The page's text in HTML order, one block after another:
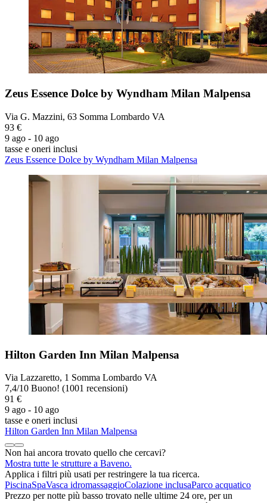
Zeus Essence Dolce by Wyndham Milan Malpensa
Via G. Mazzini, 63 Somma Lombardo VA
93 €
9 ago - 10 ago
tasse e oneri inclusi
Zeus Essence Dolce by Wyndham Milan Malpensa
Hilton Garden Inn Milan Malpensa
Via Lazzaretto, 1 Somma Lombardo VA
7,4/10 Buono! (1001 recensioni)
91 €
9 ago - 10 ago
tasse e oneri inclusi
Hilton Garden Inn Milan Malpensa
Non hai ancora trovato quello che cercavi?
Mostra tutte le strutture a Baveno.
Applica i filtri più usati per restringere la tua ricerca.
PiscinaSpaVasca idromassaggioColazione inclusaParco acquatico
Prezzo per notte più basso trovato nelle ultime 24 ore, per un